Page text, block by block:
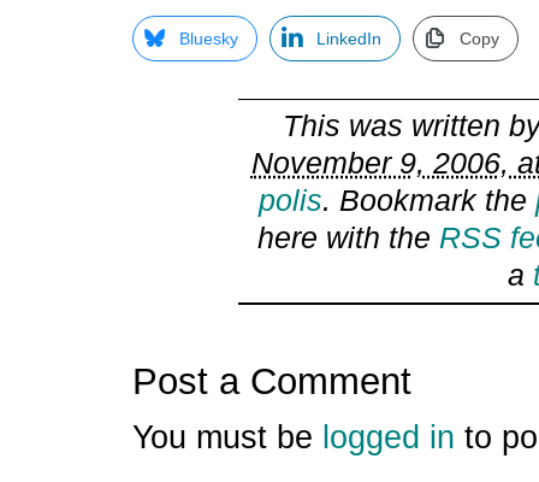
Bluesky LinkedIn Copy
This was written
November 9, 2006,
polis. Bookmark the
here with the RSS
a
Post a Comment
You must be logged in to